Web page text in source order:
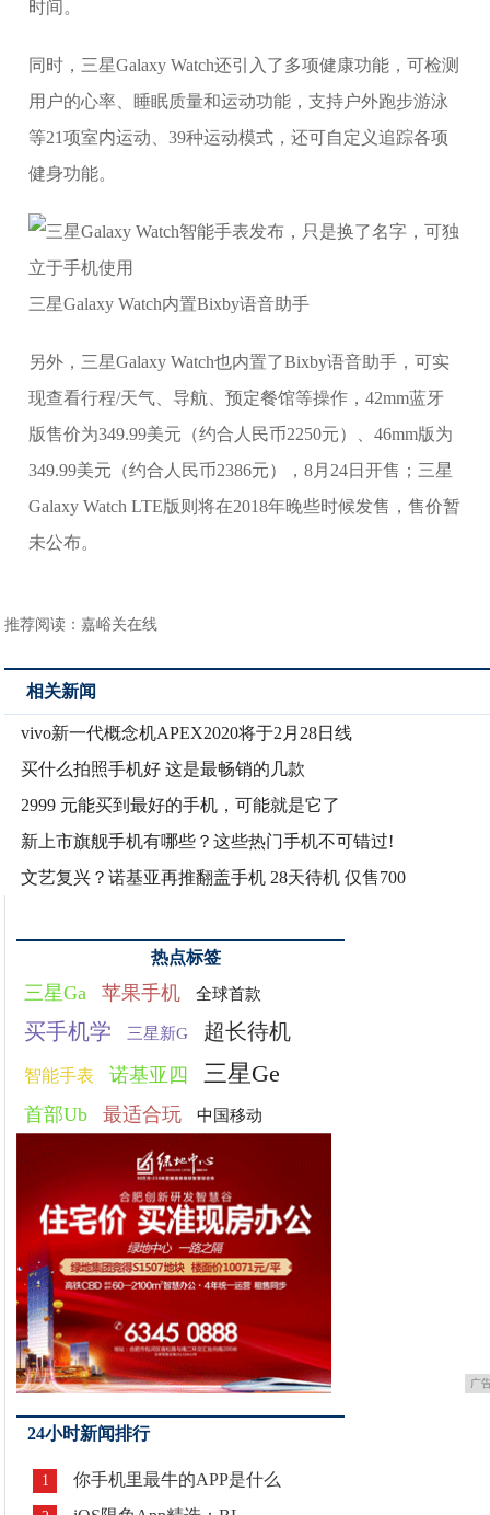
时间。
同时，三星Galaxy Watch还引入了多项健康功能，可检测
用户的心率、睡眠质量和运动功能，支持户外跑步游泳
等21项室内运动、39种运动模式，还可自定义追踪各项
健身功能。
三星Galaxy Watch内置Bixby语音助手
另外，三星Galaxy Watch也内置了Bixby语音助手，可实
现查看行程/天气、导航、预定餐馆等操作，42mm蓝牙
版售价为349.99美元（约合人民币2250元）、46mm版为
349.99美元（约合人民币2386元），8月24日开售；三星
Galaxy Watch LTE版则将在2018年晚些时候发售，售价暂
未公布。
推荐阅读：嘉峪关在线
相关新闻
vivo新一代概念机APEX2020将于2月28日线
买什么拍照手机好 这是最畅销的几款
2999 元能买到最好的手机，可能就是它了
新上市旗舰手机有哪些？这些热门手机不可错过!
文艺复兴？诺基亚再推翻盖手机 28天待机 仅售700
热点标签
三星Ga 苹果手机 全球首款
买手机学 三星新G 超长待机
智能手表 诺基亚四 三星Ge
首部Ub 最适合玩 中国移动
广
24小时新闻排行
1 你手机里最牛的APP是什么